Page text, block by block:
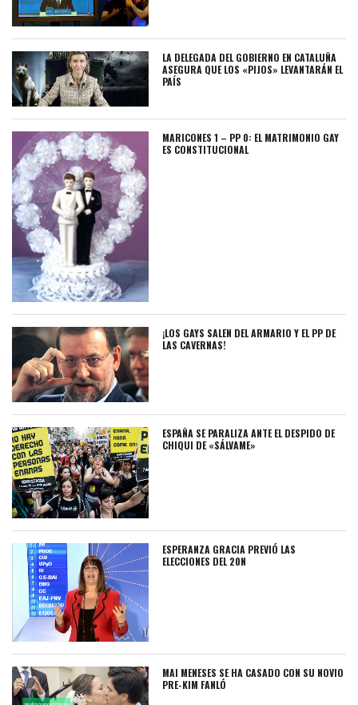
LA DELEGADA DEL GOBIERNO EN CATALUÑA
ASEGURA QUE LOS «PIJOS» LEVANTARÁN EL
PAÍS
MARICONES 1 – PP 0: EL MATRIMONIO GAY
ES CONSTITUCIONAL
¡LOS GAYS SALEN DEL ARMARIO Y EL PP DE
LAS CAVERNAS!
ESPAÑA SE PARALIZA ANTE EL DESPIDO DE
CHIQUI DE «SÁLVAME»
ESPERANZA GRACIA PREVIÓ LAS
ELECCIONES DEL 20N
MAI MENESES SE HA CASADO CON SU NOVIO
PRE-KIM FANLÓ